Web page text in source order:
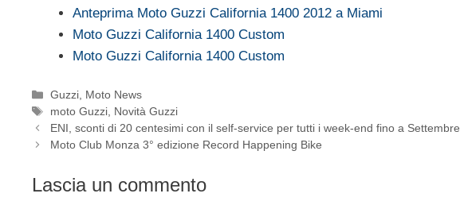
Anteprima Moto Guzzi California 1400 2012 a Miami
Moto Guzzi California 1400 Custom
Moto Guzzi California 1400 Custom
Categorie
Guzzi, Moto News
Tag
moto Guzzi, Novità Guzzi
ENI, sconti di 20 centesimi con il self-service per tutti i week-end fino a Settembre
Moto Club Monza 3° edizione Record Happening Bike
Lascia un commento